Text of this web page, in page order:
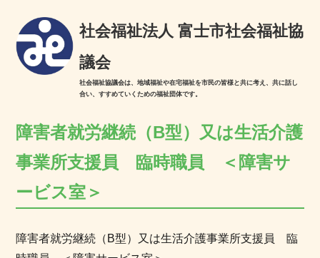
社会福祉法人 富士市社会福祉協
議会
社会福祉協議会は、地域福祉や在宅福祉を市民の皆様と共に考え、共に話し
合い、すすめていくための福祉団体です。
障害者就労継続（B型）又は生活介護
事業所支援員 臨時職員 ＜障害サ
ービス室＞
障害者就労継続（B型）又は生活介護事業所支援員 臨